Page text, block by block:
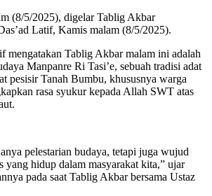
(8/5/2025), digelar Tablig Akbar
Latif, Kamis malam (8/5/2025).
Tablig Akbar malam ini adalah
Manpanre Ri Tasi’e, sebuah tradisi adat
pesisir Tanah Bumbu, khususnya warga
rasa syukur kepada Allah SWT atas
pelestarian budaya, tetapi juga wujud
yang hidup dalam masyarakat kita,” ujar
pada saat Tablig Akbar bersama Ustaz